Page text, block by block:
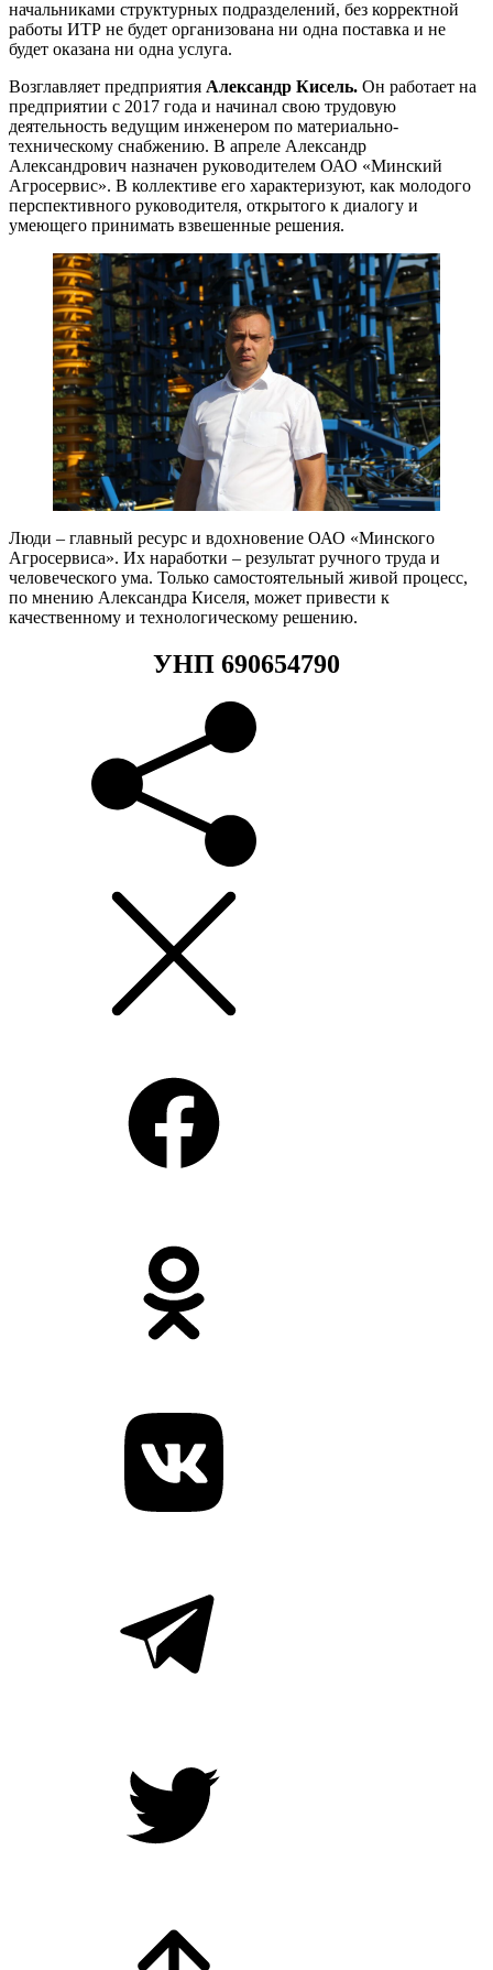
начальниками структурных подразделений, без корректной
работы ИТР не будет организована ни одна поставка и не
будет оказана ни одна услуга.
Возглавляет предприятия Александр Кисель. Он работает на
предприятии с 2017 года и начинал свою трудовую
деятельность ведущим инженером по материально-
техническому снабжению. В апреле Александр
Александрович назначен руководителем ОАО «Минский
Агросервис». В коллективе его характеризуют, как молодого
перспективного руководителя, открытого к диалогу и
умеющего принимать взвешенные решения.
Люди – главный ресурс и вдохновение ОАО «Минского
Агросервиса». Их наработки – результат ручного труда и
человеческого ума. Только самостоятельный живой процесс,
по мнению Александра Киселя, может привести к
качественному и технологическому решению.
УНП 690654790